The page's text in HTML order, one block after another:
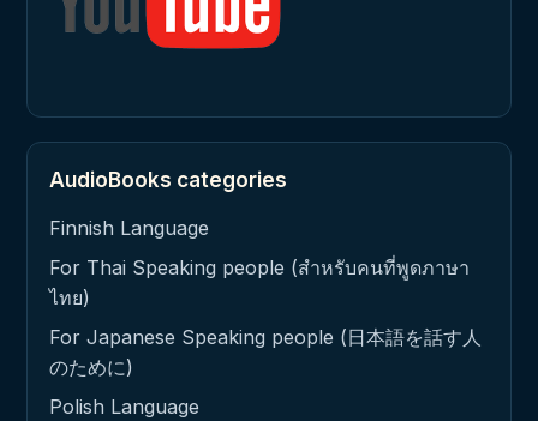
AudioBooks categories
Finnish Language
For Thai Speaking people (สำหรับคนที่พูดภาษา
ไทย)
For Japanese Speaking people (日本語を話す人
のために)
Polish Language